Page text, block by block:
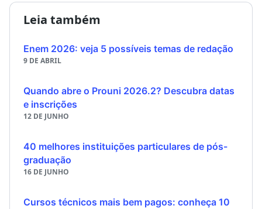
Leia também
Enem 2026: veja 5 possíveis temas de redação
9 DE ABRIL
Quando abre o Prouni 2026.2? Descubra datas
e inscrições
12 DE JUNHO
40 melhores instituições particulares de pós-
graduação
16 DE JUNHO
Cursos técnicos mais bem pagos: conheça 10